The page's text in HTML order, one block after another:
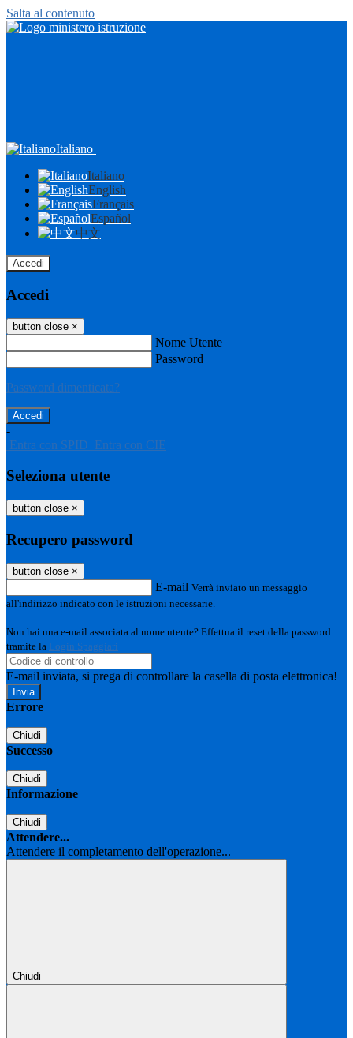
Salta al contenuto
Italiano
Italiano
English
Français
Español
中文
Accedi
Accedi
button close ×
Nome Utente
Password
Password dimenticata?
-
Entra con SPID Entra con CIE
Seleziona utente
button close ×
Recupero password
button close ×
E-mail Verrà inviato un messaggio
all'indirizzo indicato con le istruzioni necessarie.
Non hai una e-mail associata al nome utente? Effettua il reset della password
tramite la Login Spaggiari
E-mail inviata, si prega di controllare la casella di posta elettronica!
Errore
Chiudi
Successo
Chiudi
Informazione
Chiudi
Attendere...
Attendere il completamento dell'operazione...
Chiudi